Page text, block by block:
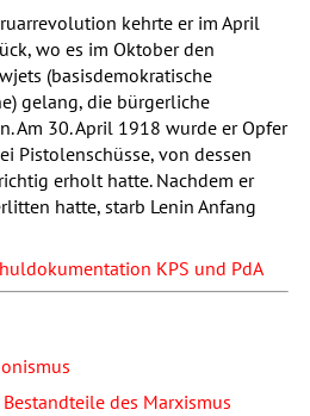
kehrte er im April
wo es im Oktober den
(basisdemokratische
gelang, die bürgerliche
Am 30. April 1918 wurde er Opfer
Pistolenschüsse, von dessen
erholt hatte. Nachdem er
hatte, starb Lenin Anfang
KPS und PdA
des Marxismus